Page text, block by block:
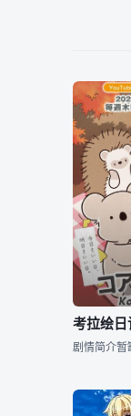
考拉绘日
剧情简介暂